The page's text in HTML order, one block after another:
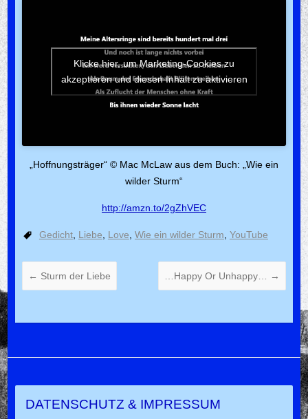
Klicke hier, um Marketing-Cookies zu
akzeptieren und diesen Inhalt zu aktivieren
„Hoffnungsträger“ © Mac McLaw aus dem Buch: „Wie ein
wilder Sturm“
http://amzn.to/2gZhVEC
Gedicht, Liebe Love Wie ein wilder Sturm YouTube
← Sturm der Liebe …Happy Or Unhappy… →
DATENSCHUTZ & IMPRESSUM